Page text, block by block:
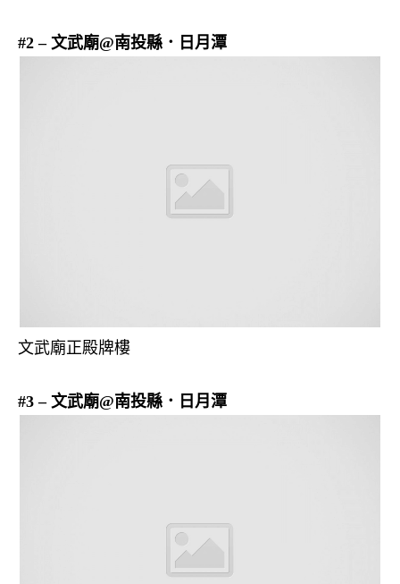
#2 – 文武廟@南投縣．日月潭
文武廟正殿牌樓
#3 – 文武廟@南投縣．日月潭